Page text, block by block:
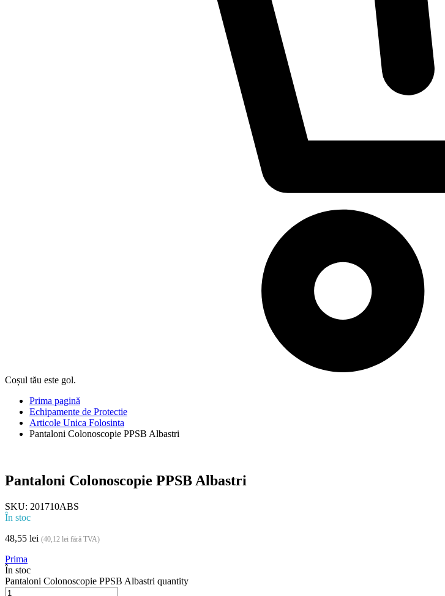
Coșul tău este gol.
Prima pagină
Echipamente de Protectie
Articole Unica Folosinta
Pantaloni Colonoscopie PPSB Albastri
Pantaloni Colonoscopie PPSB Albastri
SKU: 201710ABS
În stoc
48,55 lei (40,12 lei fără TVA)
Prima
În stoc
Pantaloni Colonoscopie PPSB Albastri quantity